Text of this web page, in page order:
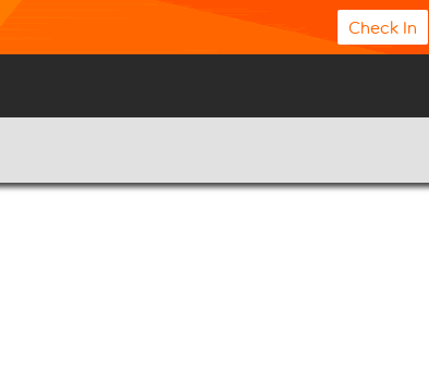
Check In